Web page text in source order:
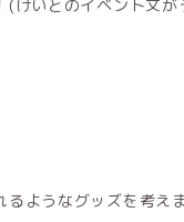
けいとのイベント文
るようなグッズを考え